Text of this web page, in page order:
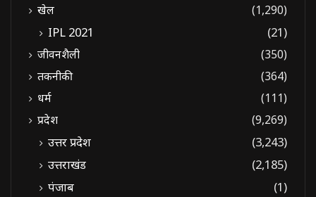
खेल
(1,290)
IPL 2021 (21)
जीवनशैली
(350)
तकनीकी
(364)
धर्म
(111)
प्रदेश
(9,269)
उत्तर प्रदेश
(3,243)
उत्तराखंड
(2,185)
पंजाब
(1)